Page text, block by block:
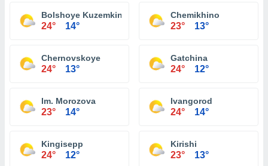
Bolshoye Kuzemkino
24° 14°
Chemikhino
23° 13°
Chernovskoye
24° 13°
Gatchina
24° 12°
Im. Morozova
23° 14°
Ivangorod
24° 14°
Kingisepp
24° 12°
Kirishi
23° 13°